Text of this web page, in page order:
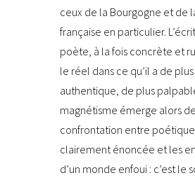
ceux de la Bourgogne et de
française en particulier.
poète, à la fois concrète et
le réel dans ce qu’il a de
authentique, de plus
magnétisme émerge alors
confrontation entre
clairement énoncée et les
d’un monde enfoui : c’est le